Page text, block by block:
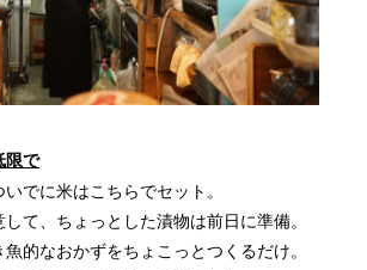
限で
でに米はこちらでセット。
て、ちょっとした漬物は前日に準備。
的なおかずをちょこっとつくるだけ。